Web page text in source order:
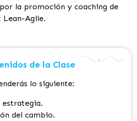
la promoción y coaching de
Lean-Agile.
de la Clase
lo siguiente:
estrategia.
del cambio.